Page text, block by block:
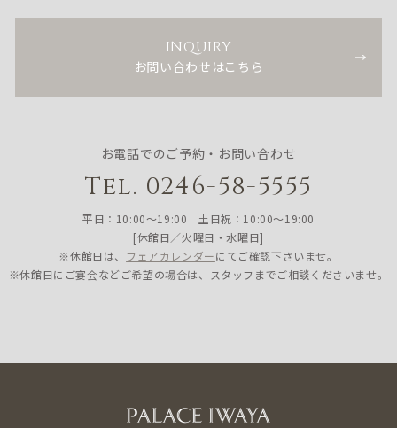
INQUIRY
お問い合わせはこちら
お電話でのご予約・お問い合わせ
Tel. 0246-58-5555
平日：10:00〜19:00 土日祝：10:00〜19:00
[休館日／火曜日・水曜日]
※休館日は、 フェアカレンダーにてご確認下さいませ。
※休館日にご宴会などご希望の場合は、スタッフまでご相談くださいませ。